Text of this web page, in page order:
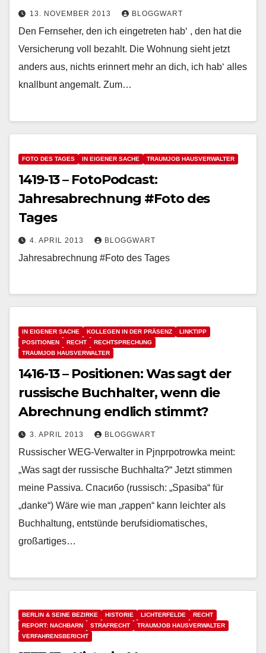
13. NOVEMBER 2013 BLOGGWART
Den Fernseher, den ich eingetreten hab‘ , den hat die
Versicherung voll bezahlt. Die Wohnung sieht jetzt
anders aus, nichts erinnert mehr an dich, ich hab‘ alles
knallbunt angemalt. Zum…
FOTO DES TAGES IN EIGENER SACHE TRAUMJOB HAUSVERWALTER
1419-13 – FotoPodcast:
Jahresabrechnung #Foto des
Tages
4. APRIL 2013 BLOGGWART
Jahresabrechnung #Foto des Tages
IN EIGENER SACHE KOLLEGEN IN DER PRÄSENZ
LINKTIPP
POSITIONEN
RECHT
RECHTSPRECHUNG
TRAUMJOB HAUSVERWALTER
1416-13 – Positionen: Was sagt der
russische Buchhalter, wenn die
Abrechnung endlich stimmt?
3. APRIL 2013 BLOGGWART
Russischer WEG-Verwalter in Pjnprpotrowka meint:
„Was sagt der russische Buchhalta?“ Jetzt stimmen
meine Passiva. Спасибо (russisch: „Spasiba“ für
„danke“) Wäre wie man „rappen“ kann leichter als
Buchhaltung, entstünde berufsidiomatisches,
großartiges…
BERLIN & SEINE BEZIRKE HISTORIE LICHTERFELDE
RECHT
REPORT: NACHBARN
STRAFRECHT
TRAUMJOB HAUSVERWALTER
VERFAHRENSBERICHT